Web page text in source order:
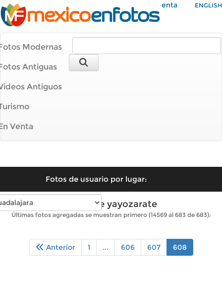
Mi Cuenta ENGLISH
Modernas
Antiguas
Antiguos
Venta
Fotos de usuario por lugar:
Fotos de yayozarate
Últimas fotos agregadas se muestran primero (14569 al 683 de 683):
Anterior 1 ... 606 607 608